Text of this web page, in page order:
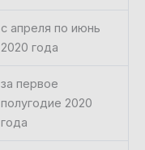
с апреля по июнь
2020 года
за первое
полугодие 2020
года